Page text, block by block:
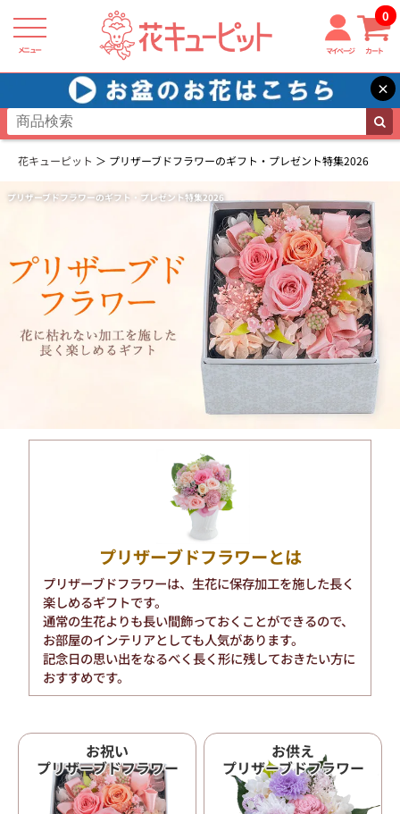
メニュー マイページ カート
0
×
花キューピット プリザーブドフラワーのギフト・プレゼント特集2026
プリザーブドフラワーのギフト・プレゼント特集2026
プリザーブドフラワーとは
プリザーブドフラワーは、生花に保存加工を施した長く
楽しめるギフトです。
通常の生花よりも長い間飾っておくことができるので、
お部屋のインテリアとしても人気があります。
記念日の思い出をなるべく長く形に残しておきたい方に
おすすめです。
お祝い
プリザーブドフラワー
お供え
プリザーブドフラワー